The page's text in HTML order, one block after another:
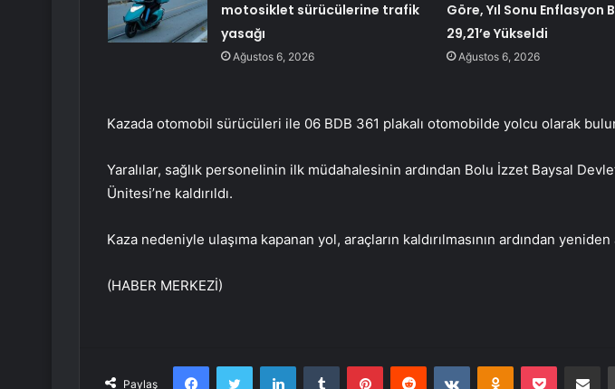
motosiklet sürücülerine trafik
yasağı
Ağustos 6, 2026
Göre, Yıl Sonu Enflasyon
29,21’e Yükseldi
Ağustos 6, 2026
Kazada otomobil sürücüleri ile 06 BDB 361 plakalı otomobilde yolcu olarak
Yaralılar, sağlık personelinin ilk müdahalesinin ardından Bolu İzzet Baysal
Ünitesi’ne kaldırıldı.
Kaza nedeniyle ulaşıma kapanan yol, araçların kaldırılmasının ardından yeniden
(HABER MERKEZİ)
Paylaş
FacebookTwitter LinkedInTumblr PinterestReddit VKontakteOdnoklassniki
Pocket E-